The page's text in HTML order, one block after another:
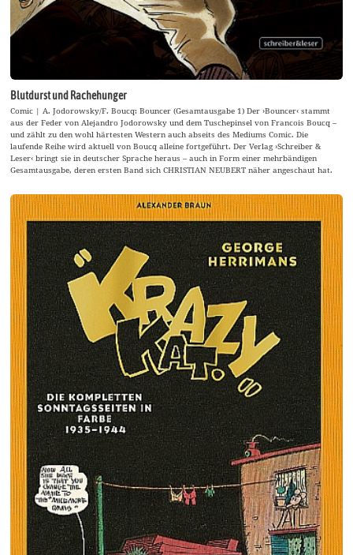
Blutdurst und Rachehunger
Comic | A. Jodorowsky/F. Boucq: Bouncer (Gesamtausgabe 1) Der ›Bouncer‹ stammt
aus der Feder von Alejandro Jodorowsky und dem Tuschepinsel von Francois Boucq –
und zählt zu den wohl härtesten Western auch abseits des Mediums Comic. Die
laufende Reihe wird aktuell von Boucq alleine fortgeführt. Der Verlag ›Schreiber &
Leser‹ bringt sie in deutscher Sprache heraus – auch in Form einer mehrbändigen
Gesamtausgabe, deren ersten Band sich CHRISTIAN NEUBERT näher angeschaut hat.